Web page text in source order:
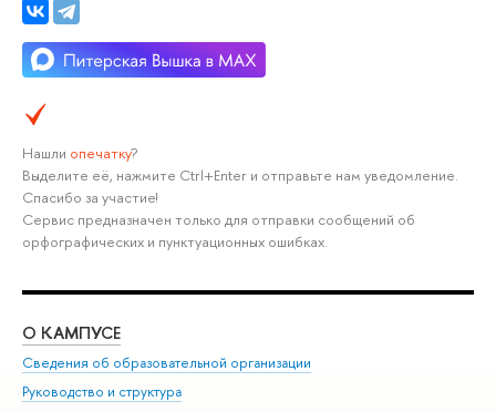
Нашли опечатку?
Выделите её, нажмите Ctrl+Enter и отправьте нам уведомление.
Спасибо за участие!
Сервис предназначен только для отправки сообщений об
орфографических и пунктуационных ошибках.
О КАМПУСЕ
Сведения об образовательной организации
Руководство и структура